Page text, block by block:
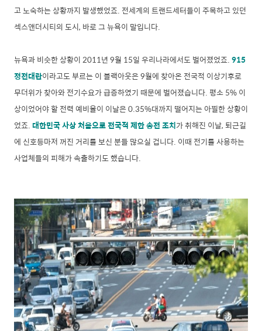
고 노숙하는 상황까지 발생했었죠. 전세계의 트랜드세터들이 주목하고 있던
섹스앤더시티의 도시, 바로 그 뉴욕이 말입니다.
뉴욕과 비슷한 상황이 2011년 9월 15일 우리나라에서도 벌어졌었죠.915
정전대란이라고도 부르는 이 블랙아웃은 9월에 찾아온 전국적 이상기후로
무더위가 찾아와 전기수요가 급증하였기 때문에 벌어졌습니다. 평소 5% 이
상이었어야 할 전력 예비율이 이날은 0.35%대까지 떨어지는 아찔한 상황이
었죠.대한민국 사상 처음으로 전국적 제한 송전 조치가 취해진 이날, 퇴근길
에 신호등마저 꺼진 거리를 보신 분들 많으실 겁니다. 이때 전기를 사용하는
사업체들의 피해가 속출하기도 했습니다.